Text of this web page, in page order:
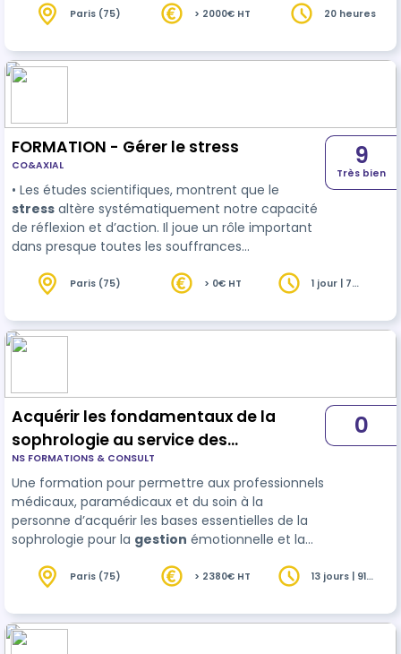
développer des stratégies durables pour
Paris (75) > 2000€ HT 20 heures
FORMATION - Gérer le stress
CO&AXIAL
• Les études scientifiques, montrent que le
stress altère systématiquement notre capacité
de réflexion et d’action. Il joue un rôle important
dans presque toutes les souffrances
nous révèle aussi nos propres incohérences, nos
9
Très bien
Paris (75) > 0€ HT
1 jour | 7
Acquérir les fondamentaux de la
sophrologie au service des
professionnels du soin à la personne
NS FORMATIONS & CONSULT
Une formation pour permettre aux professionnels
médicaux, paramédicaux et du soin à la
personne d’acquérir les bases essentielles de la
sophrologie pour la gestion émotionnelle et la
soin, de santé, professionnel et/ou personnel) et
champ professionnel uniquement.
0
Paris (75) > 2380€ HT
13 jours | 91